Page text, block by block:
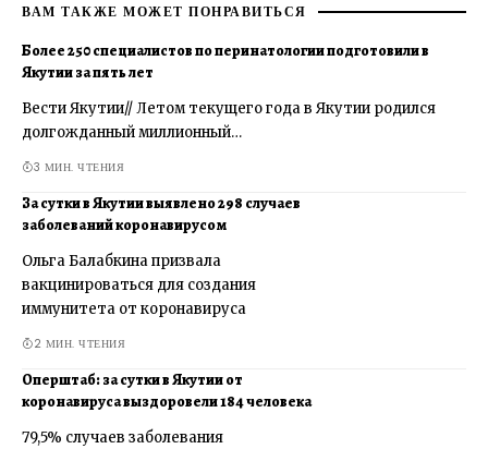
ВАМ ТАКЖЕ МОЖЕТ ПОНРАВИТЬСЯ
Более 250 специалистов по перинатологии подготовили в
Якутии за пять лет
Вести Якутии// Летом текущего года в Якутии родился
долгожданный миллионный…
3 МИН. ЧТЕНИЯ
За сутки в Якутии выявлено 298 случаев
заболеваний коронавирусом
Ольга Балабкина призвала
вакцинироваться для создания
иммунитета от коронавируса
2 МИН. ЧТЕНИЯ
Оперштаб: за сутки в Якутии от
коронавируса выздоровели 184 человека
79,5% случаев заболевания